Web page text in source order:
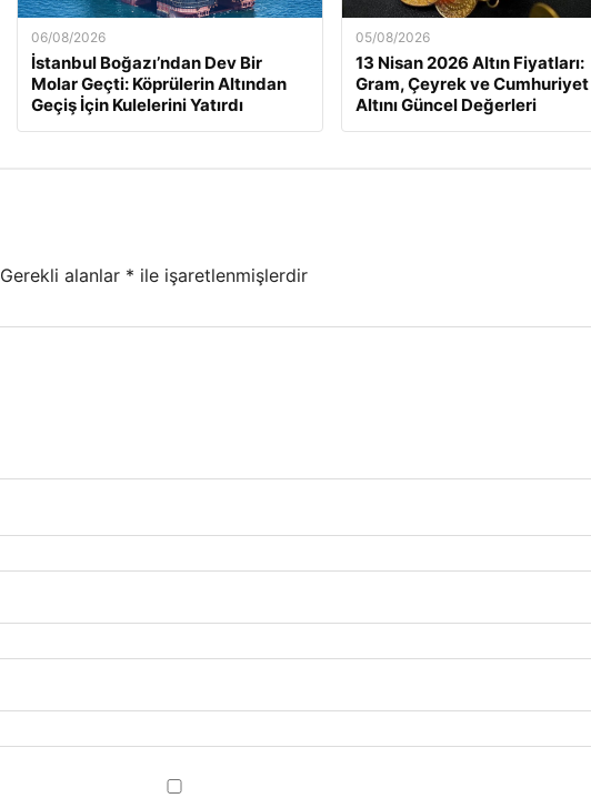
06/08/2026
İstanbul Boğazı’ndan Dev Bir
Molar Geçti: Köprülerin Altından
Geçiş İçin Kulelerini Yatırdı
05/08/2026
13 Nisan 2026 Altın Fiyatları:
Gram, Çeyrek ve Cumhuriyet
Altını Güncel Değerleri
Gerekli alanlar * ile işaretlenmişlerdir